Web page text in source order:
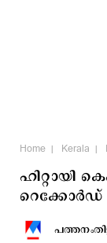
Home Kerala
ഹിറ്റായി
റെക്കോര്‍ഡ്